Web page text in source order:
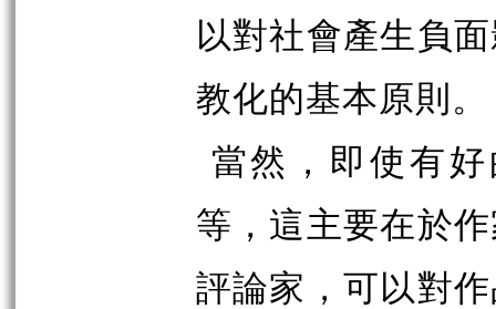
以對社會產生負
教化的基本原則。
當然，即使有
等，這主要在於
評論家，可以對